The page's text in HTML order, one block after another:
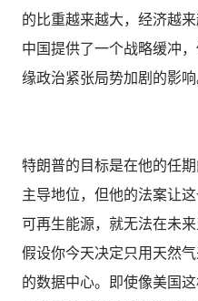
的比重越来越大，经济越
中国提供了一个战略缓冲
缘政治紧张局势加剧的影响
特朗普的目标是在他的任
主导地位，但他的法案让
可再生能源，就无法在未
假设你今天决定只用天然
的数据中心。即使像美国